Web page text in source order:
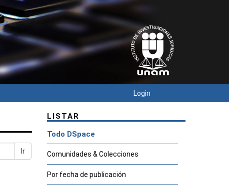
Login
Ir
LISTAR
Todo DSpace
Comunidades & Colecciones
Por fecha de publicación